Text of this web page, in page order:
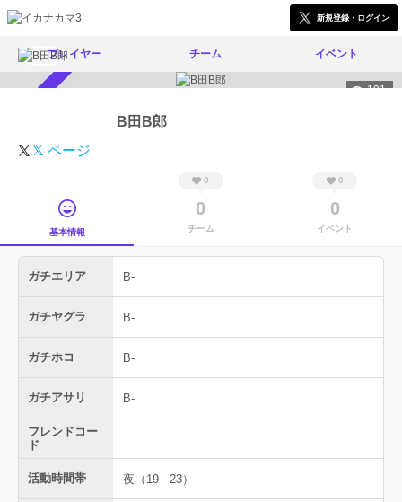
新規登録・ログイン
プレイヤー チーム イベント
191
B田B郎
𝕏 ページ
基本情報
0
0
チーム
0
0
イベント
ガチエリア B-
ガチヤグラ B-
ガチホコ B-
ガチアサリ B-
フレンドコー
ド
活動時間帯 夜（19 - 23）